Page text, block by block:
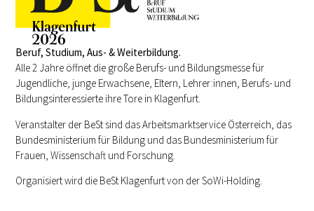
Beruf, Studium, Aus- & Weiterbildung.
Alle 2 Jahre öffnet die große Berufs- und Bildungsmesse für
Jugendliche, junge Erwachsene, Eltern, Lehrer:innen, Berufs- und
Bildungsinteressierte ihre Tore in Klagenfurt.
Veranstalter der BeSt sind das Arbeitsmarktservice Österreich, das
Bundesministerium für Bildung und das Bundesministerium für
Frauen, Wissenschaft und Forschung.
Organisiert wird die BeSt Klagenfurt von der SoWi-Holding.